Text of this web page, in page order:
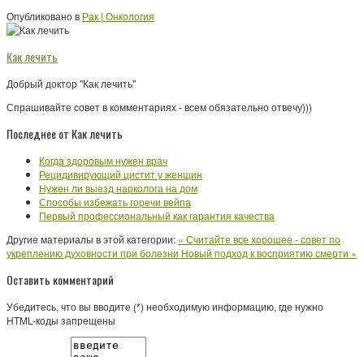
Опубликовано в Рак | Онкология
Как лечить
Добрый доктор "Как лечить"
Спрашивайте совет в комментариях - всем обязательно отвечу)))
Последнее от Как лечить
Когда здоровым нужен врач
Рецидивирующий цистит у женщин
Нужен ли выезд нарколога на дом
Способы избежать горечи вейпа
Первый профессиональный как гарантия качества
Другие материалы в этой категории: « Считайте все хорошее - совет по
укреплению духовности при болезни Новый подход к восприятию смерти »
Оставить комментарий
Убедитесь, что вы вводите (*) необходимую информацию, где нужно
HTML-коды запрещены